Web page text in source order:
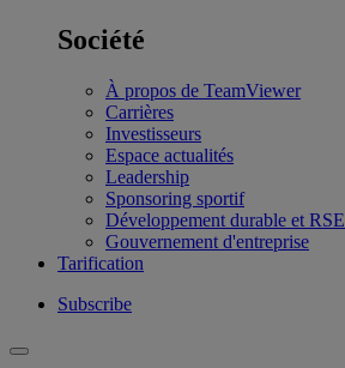
Société
À propos de TeamViewer
Carrières
Investisseurs
Espace actualités
Leadership
Sponsoring sportif
Développement durable et RSE
Gouvernement d'entreprise
Tarification
Subscribe